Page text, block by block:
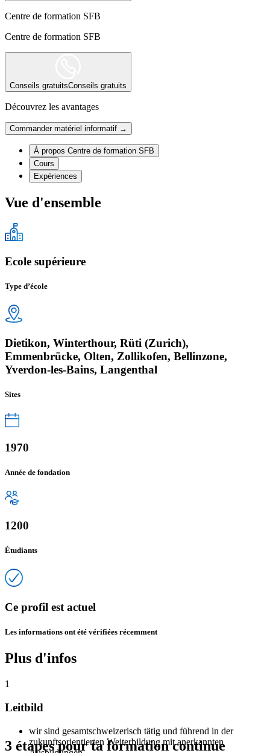
Centre de formation SFB
Centre de formation SFB
Conseils gratuitsConseils gratuits
Découvrez les avantages
Commander matériel informatif →
À propos Centre de formation SFB
Cours
Expériences
Vue d'ensemble
Ecole supérieure
Type d’école
Dietikon, Winterthour, Rüti (Zurich),
Emmenbrücke, Olten, Zollikofen, Bellinzone,
Yverdon-les-Bains, Langenthal
Sites
1970
Année de fondation
1200
Étudiants
Ce profil est actuel
Les informations ont été vérifiées récemment
Plus d'infos
1
Leitbild
wir sind gesamtschweizerisch tätig und führend in der
zukunftsorientierten Weiterbildung mit anerkannten
3 étapes pour ta formation continue